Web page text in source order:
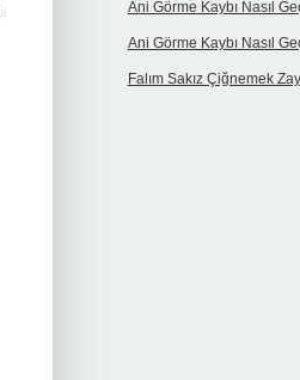
Ani Görme Kaybı Nasıl
Ani Görme Kaybı Nasıl
Falım Sakız Çiğnemek